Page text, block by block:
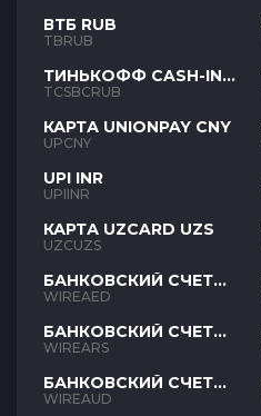
ВТБ RUB
TBRUB
ТИНЬКОФФ CASH-IN
RUB
TCSBCRUB
КАРТА UNIONPAY CNY
UPCNY
UPI INR
UPIINR
КАРТА UZCARD UZS
UZCUZS
БАНКОВСКИЙ СЧЕТ
AED
WIREAED
БАНКОВСКИЙ СЧЕТ
ARS
WIREARS
БАНКОВСКИЙ СЧЕТ
AUD
WIREAUD